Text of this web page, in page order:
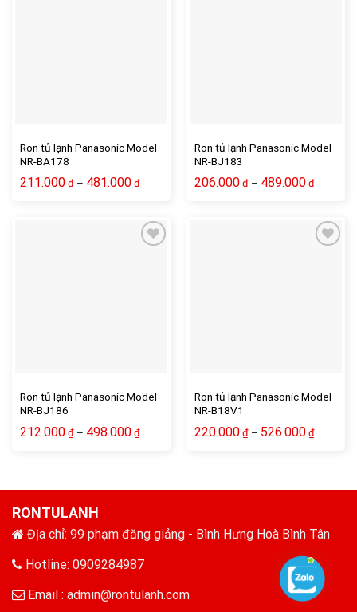
Ron tủ lạnh Panasonic Model
NR-BA178
211.000 ₫– 481.000 ₫
Ron tủ lạnh Panasonic Model
NR-BJ183
206.000 ₫– 489.000 ₫
Ron tủ lạnh Panasonic Model
NR-BJ186
212.000 ₫– 498.000 ₫
Ron tủ lạnh Panasonic Model
NR-B18V1
220.000 ₫– 526.000 ₫
RONTULANH
Địa chỉ: 99 phạm đăng giảng - Bình Hưng Hoà Bình Tân
Hotline: 0909284987
Email : admin@rontulanh.com